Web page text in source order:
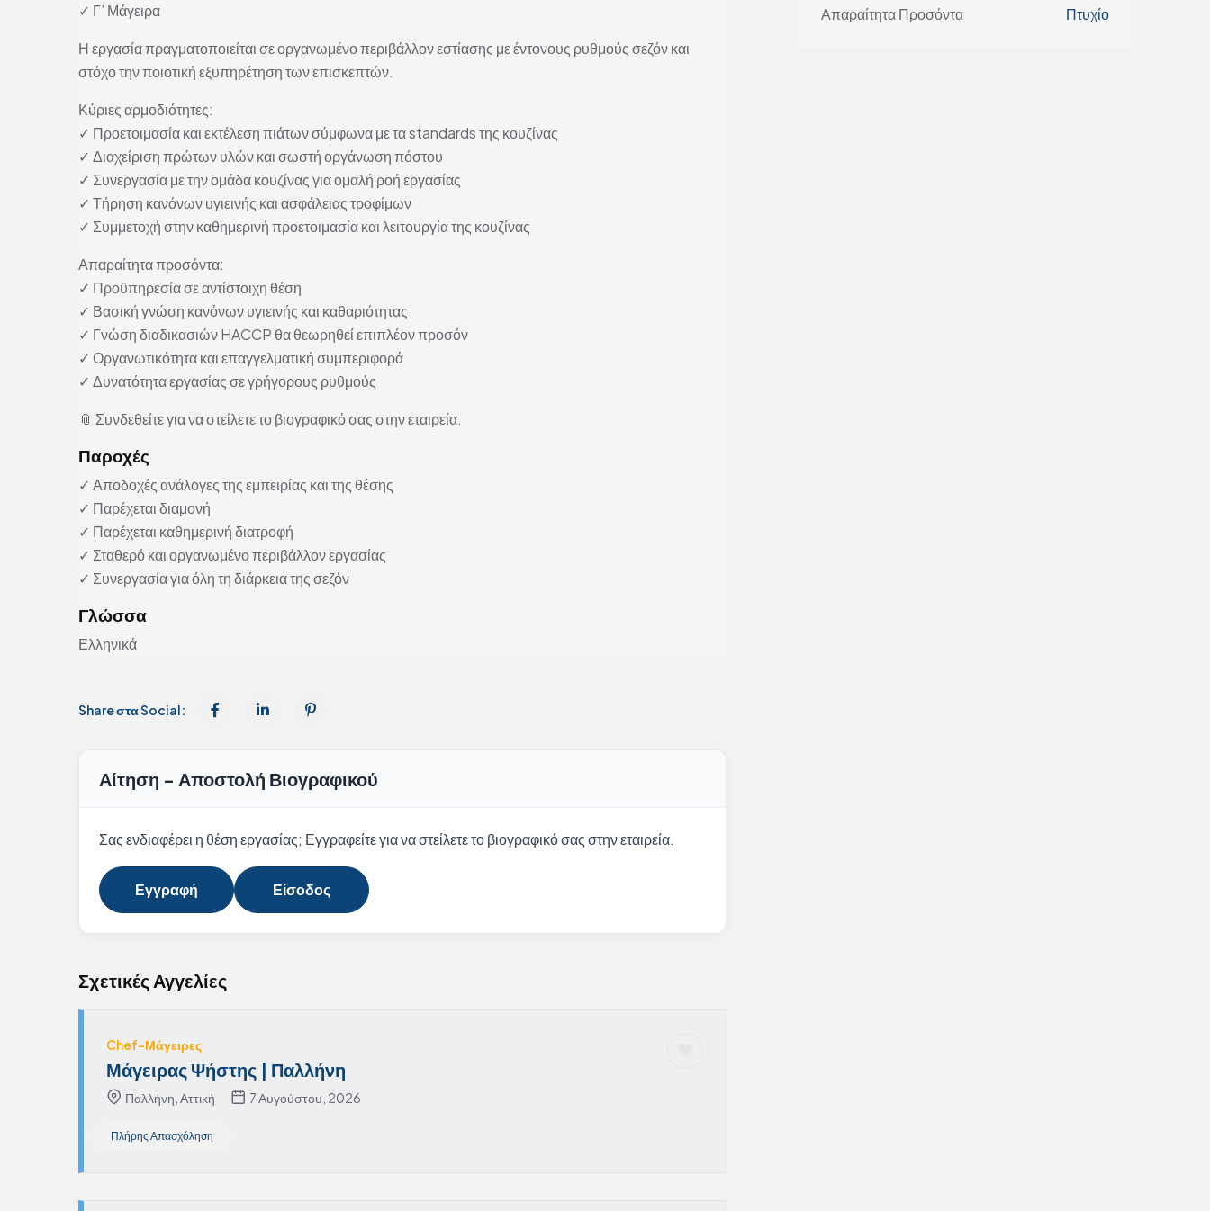
✓ Γ’ Μάγειρα
Η εργασία πραγματοποιείται σε οργανωμένο περιβάλλον εστίασης με έντονους ρυθμούς σεζόν και
στόχο την ποιοτική εξυπηρέτηση των επισκεπτών.
Κύριες αρμοδιότητες:
✓ Προετοιμασία και εκτέλεση πιάτων σύμφωνα με τα standards της κουζίνας
✓ Διαχείριση πρώτων υλών και σωστή οργάνωση πόστου
✓ Συνεργασία με την ομάδα κουζίνας για ομαλή ροή εργασίας
✓ Τήρηση κανόνων υγιεινής και ασφάλειας τροφίμων
✓ Συμμετοχή στην καθημερινή προετοιμασία και λειτουργία της κουζίνας
Απαραίτητα προσόντα:
✓ Προϋπηρεσία σε αντίστοιχη θέση
✓ Βασική γνώση κανόνων υγιεινής και καθαριότητας
✓ Γνώση διαδικασιών HACCP θα θεωρηθεί επιπλέον προσόν
✓ Οργανωτικότητα και επαγγελματική συμπεριφορά
✓ Δυνατότητα εργασίας σε γρήγορους ρυθμούς
📎 Συνδεθείτε για να στείλετε το βιογραφικό σας στην εταιρεία.
Παροχές
✓ Αποδοχές ανάλογες της εμπειρίας και της θέσης
✓ Παρέχεται διαμονή
✓ Παρέχεται καθημερινή διατροφή
✓ Σταθερό και οργανωμένο περιβάλλον εργασίας
✓ Συνεργασία για όλη τη διάρκεια της σεζόν
Γλώσσα
Ελληνικά
Share στα Social:
Αίτηση - Αποστολή Βιογραφικού
Σας ενδιαφέρει η θέση εργασίας; Εγγραφείτε για να στείλετε το βιογραφικό σας στην εταιρεία.
Εγγραφή Είσοδος
Σχετικές Αγγελίες
Chef-Μάγειρες
Μάγειρας Ψήστης | Παλλήνη
Παλλήνη, Αττική 7 Αυγούστου, 2026
Πλήρης Απασχόληση
Απαραίτητα Προσόντα Πτυχίο